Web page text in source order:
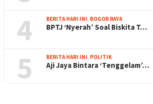
4 BERITA HARI INI BOGOR RAYA
BPTJ ‘Nyerah’ Soal Biskita T…
5 BERITA HARI INI POLITIK
Aji Jaya Bintara ‘Tenggelam’…